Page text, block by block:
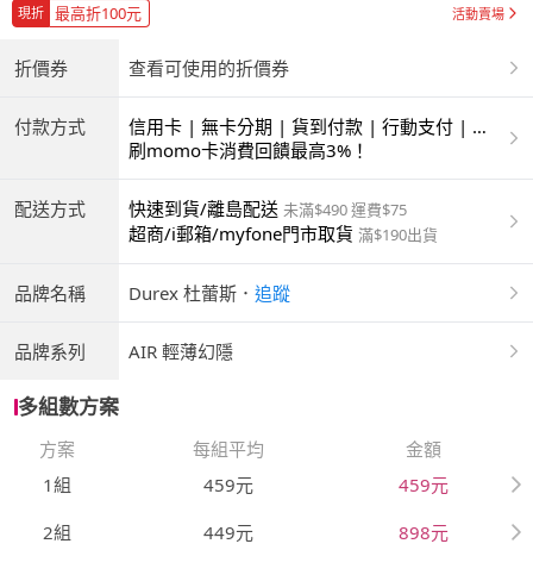
現折 最高折100元 活動賣場
折價券 查看可使用的折價券
付款方式
信用卡 | 無卡分期 | 貨到付款 | 行動支付 | 超
商付款 | ATM | 銀聯卡
刷momo卡消費回饋最高3%！
配送方式 快速到貨/離島配送 未滿$490 運費$75
超商/i郵箱/myfone門市取貨 滿$190出貨
品牌名稱 Durex 杜蕾斯 ． 追蹤
品牌系列 AIR 輕薄幻隱
多組數方案
方案 每組平均
金額
1組
459元
459元
2組
449元 898元